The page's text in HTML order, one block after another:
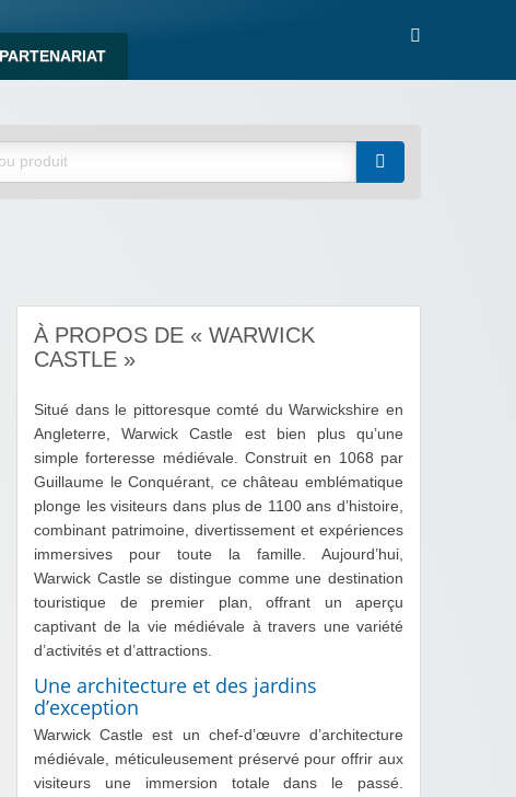
À PROPOS DE « WARWICK
CASTLE »
Situé dans le pittoresque comté du Warwickshire en
Angleterre, Warwick Castle est bien plus qu’une
simple forteresse médiévale. Construit en 1068 par
Guillaume le Conquérant, ce château emblématique
plonge les visiteurs dans plus de 1100 ans d’histoire,
combinant patrimoine, divertissement et expériences
immersives pour toute la famille. Aujourd’hui,
Warwick Castle se distingue comme une destination
touristique de premier plan, offrant un aperçu
captivant de la vie médiévale à travers une variété
d’activités et d’attractions.
Une architecture et des jardins
d’exception
Warwick Castle est un chef-d’œuvre d’architecture
médiévale, méticuleusement préservé pour offrir aux
visiteurs une immersion totale dans le passé.